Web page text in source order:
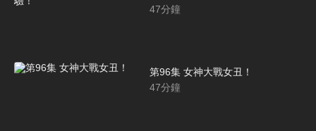
47分鐘
第96集 女神大戰女丑！
47分鐘